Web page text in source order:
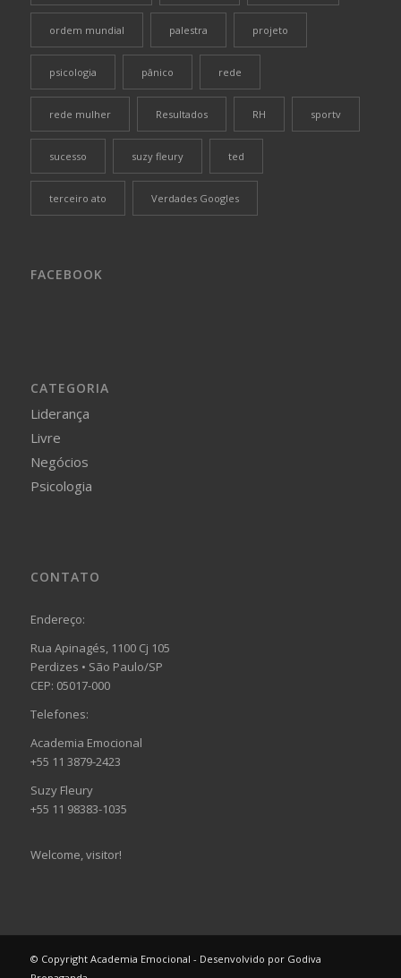
ordem mundial palestra projeto
psicologia pânico rede
rede mulher Resultados RH sportv
sucesso suzy fleury ted
terceiro ato Verdades Googles
FACEBOOK
CATEGORIA
Liderança
Livre
Negócios
Psicologia
CONTATO
Endereço:
Rua Apinagés, 1100 Cj 105
Perdizes • São Paulo/SP
CEP: 05017-000
Telefones:
Academia Emocional
+55 11 3879-2423
Suzy Fleury
+55 11 98383-1035
Welcome, visitor!
© Copyright Academia Emocional - Desenvolvido por Godiva